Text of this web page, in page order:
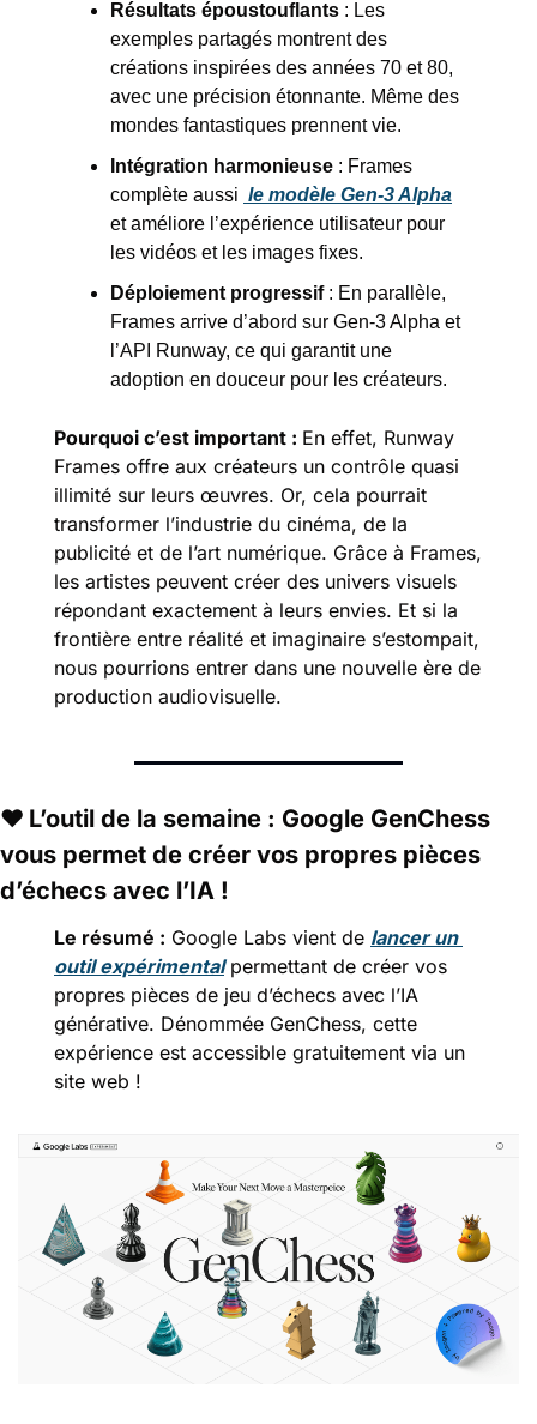
Résultats époustouflants : Les
exemples partagés montrent des
créations inspirées des années 70 et 80,
avec une précision étonnante. Même des
mondes fantastiques prennent vie.
Intégration harmonieuse : Frames
complète aussi le modèle Gen-3 Alpha
et améliore l’expérience utilisateur pour
les vidéos et les images fixes.
Déploiement progressif : En parallèle,
Frames arrive d’abord sur Gen-3 Alpha et
l’API Runway, ce qui garantit une
adoption en douceur pour les créateurs.
Pourquoi c’est important : En effet, Runway
Frames offre aux créateurs un contrôle quasi
illimité sur leurs œuvres. Or, cela pourrait
transformer l’industrie du cinéma, de la
publicité et de l’art numérique. Grâce à Frames,
les artistes peuvent créer des univers visuels
répondant exactement à leurs envies. Et si la
frontière entre réalité et imaginaire s’estompait,
nous pourrions entrer dans une nouvelle ère de
production audiovisuelle.
❤️ L’outil de la semaine : Google GenChess
vous permet de créer vos propres pièces
d’échecs avec l’IA !
Le résumé : Google Labs vient de lancer un
outil expérimental permettant de créer vos
propres pièces de jeu d’échecs avec l’IA
générative. Dénommée GenChess, cette
expérience est accessible gratuitement via un
site web !